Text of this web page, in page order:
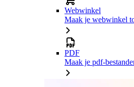
Webwinkel
Maak je webwinkel
PDF
Maak je pdf-